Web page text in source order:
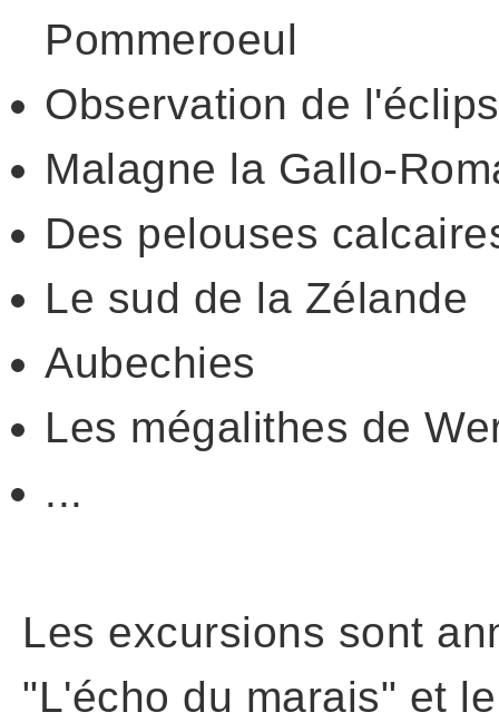
Pommeroeul
Observation de
Malagne la Gallo-
Des pelouses
Le sud de la Zélande
Aubechies
Les mégalithes de
...
Les excursions sont
"L'écho du marais" et